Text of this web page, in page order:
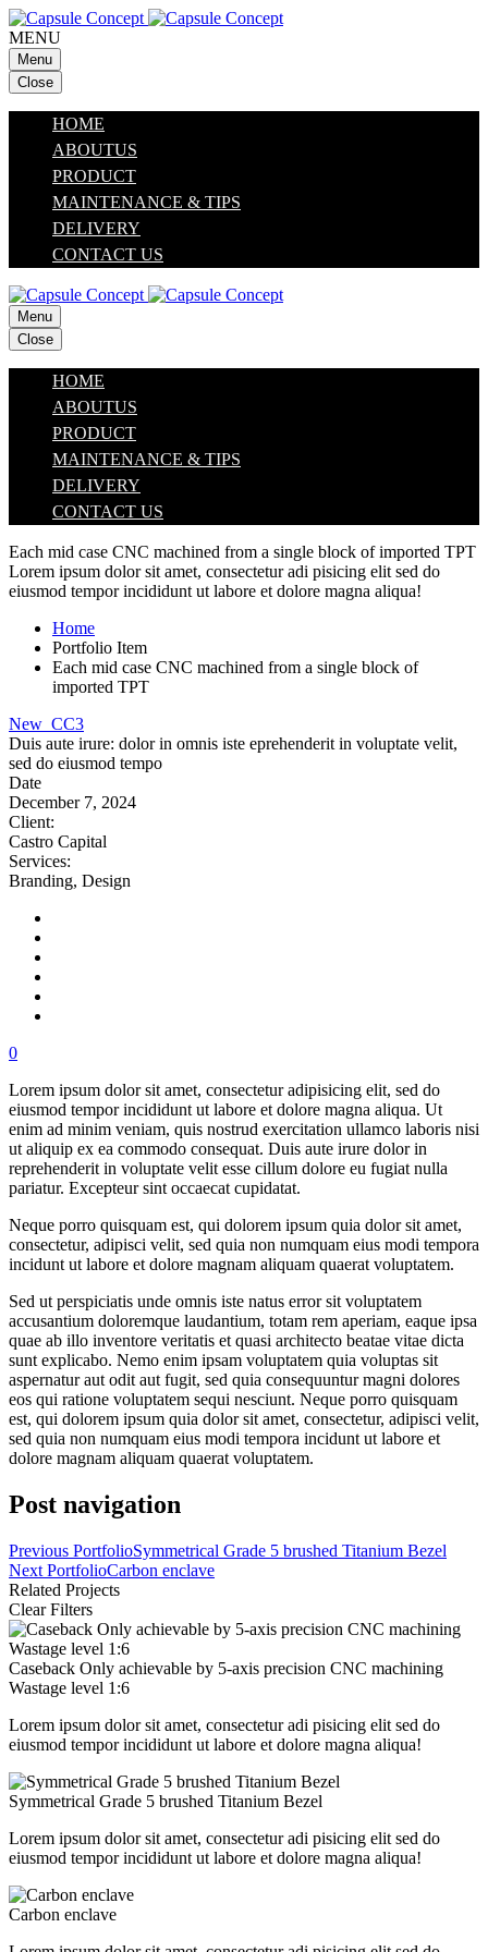
MENU
Menu
Close
HOME
ABOUTUS
PRODUCT
MAINTENANCE & TIPS
DELIVERY
CONTACT US
Menu
Close
HOME
ABOUTUS
PRODUCT
MAINTENANCE & TIPS
DELIVERY
CONTACT US
Each mid case CNC machined from a single block of imported TPT
Lorem ipsum dolor sit amet, consectetur adi pisicing elit sed do
eiusmod tempor incididunt ut labore et dolore magna aliqua!
Home
Portfolio Item
Each mid case CNC machined from a single block of
imported TPT
New_CC3
Duis aute irure: dolor in omnis iste eprehenderit in voluptate velit,
sed do eiusmod tempo
Date
December 7, 2024
Client:
Castro Capital
Services:
Branding, Design
0
Lorem ipsum dolor sit amet, consectetur adipisicing elit, sed do
eiusmod tempor incididunt ut labore et dolore magna aliqua. Ut
enim ad minim veniam, quis nostrud exercitation ullamco laboris nisi
ut aliquip ex ea commodo consequat. Duis aute irure dolor in
reprehenderit in voluptate velit esse cillum dolore eu fugiat nulla
pariatur. Excepteur sint occaecat cupidatat.
Neque porro quisquam est, qui dolorem ipsum quia dolor sit amet,
consectetur, adipisci velit, sed quia non numquam eius modi tempora
incidunt ut labore et dolore magnam aliquam quaerat voluptatem.
Sed ut perspiciatis unde omnis iste natus error sit voluptatem
accusantium doloremque laudantium, totam rem aperiam, eaque ipsa
quae ab illo inventore veritatis et quasi architecto beatae vitae dicta
sunt explicabo. Nemo enim ipsam voluptatem quia voluptas sit
aspernatur aut odit aut fugit, sed quia consequuntur magni dolores
eos qui ratione voluptatem sequi nesciunt. Neque porro quisquam
est, qui dolorem ipsum quia dolor sit amet, consectetur, adipisci velit,
sed quia non numquam eius modi tempora incidunt ut labore et
dolore magnam aliquam quaerat voluptatem.
Post navigation
Previous PortfolioSymmetrical Grade 5 brushed Titanium Bezel
Next PortfolioCarbon enclave
Related Projects
Clear Filters
Caseback Only achievable by 5-axis precision CNC machining
Wastage level 1:6
Lorem ipsum dolor sit amet, consectetur adi pisicing elit sed do
eiusmod tempor incididunt ut labore et dolore magna aliqua!
Symmetrical Grade 5 brushed Titanium Bezel
Lorem ipsum dolor sit amet, consectetur adi pisicing elit sed do
eiusmod tempor incididunt ut labore et dolore magna aliqua!
Carbon enclave